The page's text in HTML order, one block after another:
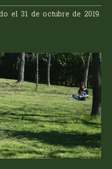
el 31 de octubre de 2019.